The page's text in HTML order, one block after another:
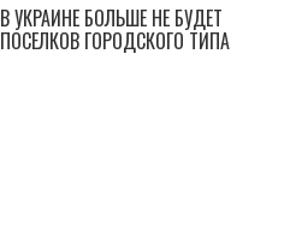
В УКРАИНЕ БОЛЬШЕ НЕ БУДЕТ
ПОСЕЛКОВ ГОРОДСКОГО ТИПА